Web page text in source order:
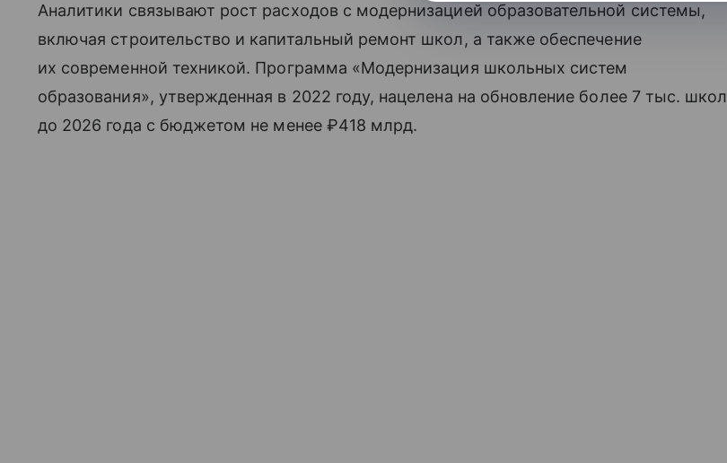
Аналитики связывают рост расходов с модернизацией образовательной системы,
включая строительство и капитальный ремонт школ, а также обеспечение
их современной техникой. Программа «Модернизация школьных систем
образования», утвержденная в 2022 году, нацелена на обновление более 7 тыс. школ
до 2026 года с бюджетом не менее ₽418 млрд.